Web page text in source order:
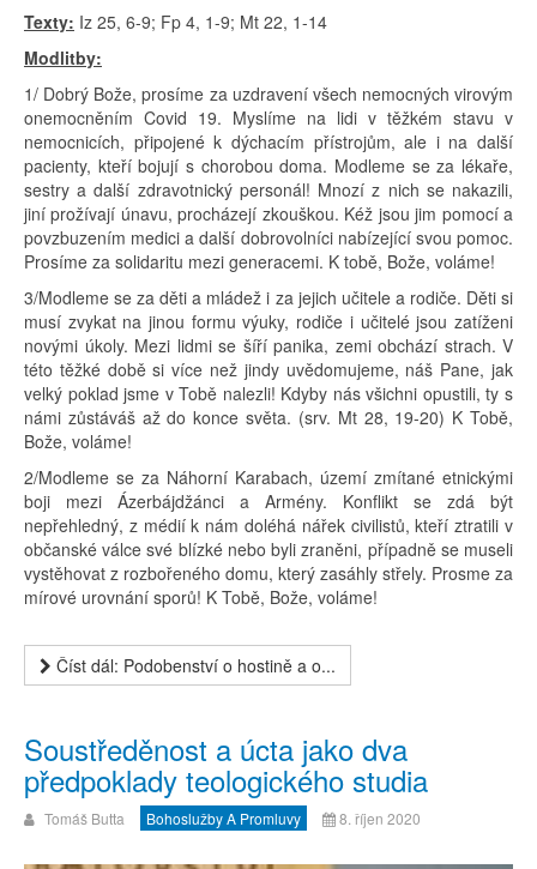
Texty: Iz 25, 6-9; Fp 4, 1-9; Mt 22, 1-14
Modlitby:
1/ Dobrý Bože, prosíme za uzdravení všech nemocných virovým
onemocněním Covid 19. Myslíme na lidi v těžkém stavu v
nemocnicích, připojené k dýchacím přístrojům, ale i na další
pacienty, kteří bojují s chorobou doma. Modleme se za lékaře,
sestry a další zdravotnický personál! Mnozí z nich se nakazili,
jiní prožívají únavu, procházejí zkouškou. Kéž jsou jim pomocí a
povzbuzením medici a další dobrovolníci nabízející svou pomoc.
Prosíme za solidaritu mezi generacemi. K tobě, Bože, voláme!
3/Modleme se za děti a mládež i za jejich učitele a rodiče. Děti si
musí zvykat na jinou formu výuky, rodiče i učitelé jsou zatíženi
novými úkoly. Mezi lidmi se šíří panika, zemi obchází strach. V
této těžké době si více než jindy uvědomujeme, náš Pane, jak
velký poklad jsme v Tobě nalezli! Kdyby nás všichni opustili, ty s
námi zůstáváš až do konce světa. (srv. Mt 28, 19-20) K Tobě,
Bože, voláme!
2/Modleme se za Náhorní Karabach, území zmítané etnickými
boji mezi Ázerbájdžánci a Armény. Konflikt se zdá být
nepřehledný, z médií k nám doléhá nářek civilistů, kteří ztratili v
občanské válce své blízké nebo byli zraněni, případně se museli
vystěhovat z rozbořeného domu, který zasáhly střely. Prosme za
mírové urovnání sporů! K Tobě, Bože, voláme!
Číst dál: Podobenství o hostině a o...
Soustředěnost a úcta jako dva
předpoklady teologického studia
Tomáš Butta Bohoslužby A Promluvy 8. říjen 2020